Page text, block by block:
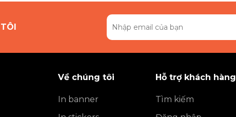
Về chúng tôi
In banner
Hỗ trợ khách hàng
Tìm kiếm